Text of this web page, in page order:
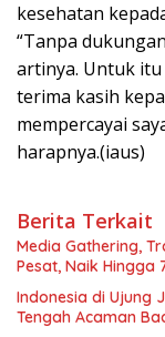
kesehatan
“Tanpa
artinya. Untuk
terima kasih
mempercayai
harapnya.(iaus)
Berita Terkait
Media Gathering,
Pesat, Naik Hingga
Indonesia di Ujung
Tengah Acaman